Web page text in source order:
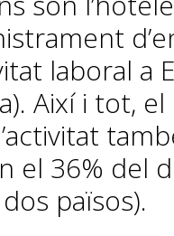
laboral a
Així i tot,
el 36% del
països).